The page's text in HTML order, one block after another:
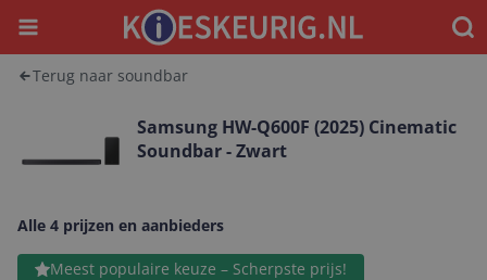
Menu
Terug naar soundbar
Samsung HW-Q600F (2025) Cinematic
Soundbar - Zwart
Alle 4 prijzen en aanbieders
Meest populaire keuze – Scherpste prijs!
Bekijk product